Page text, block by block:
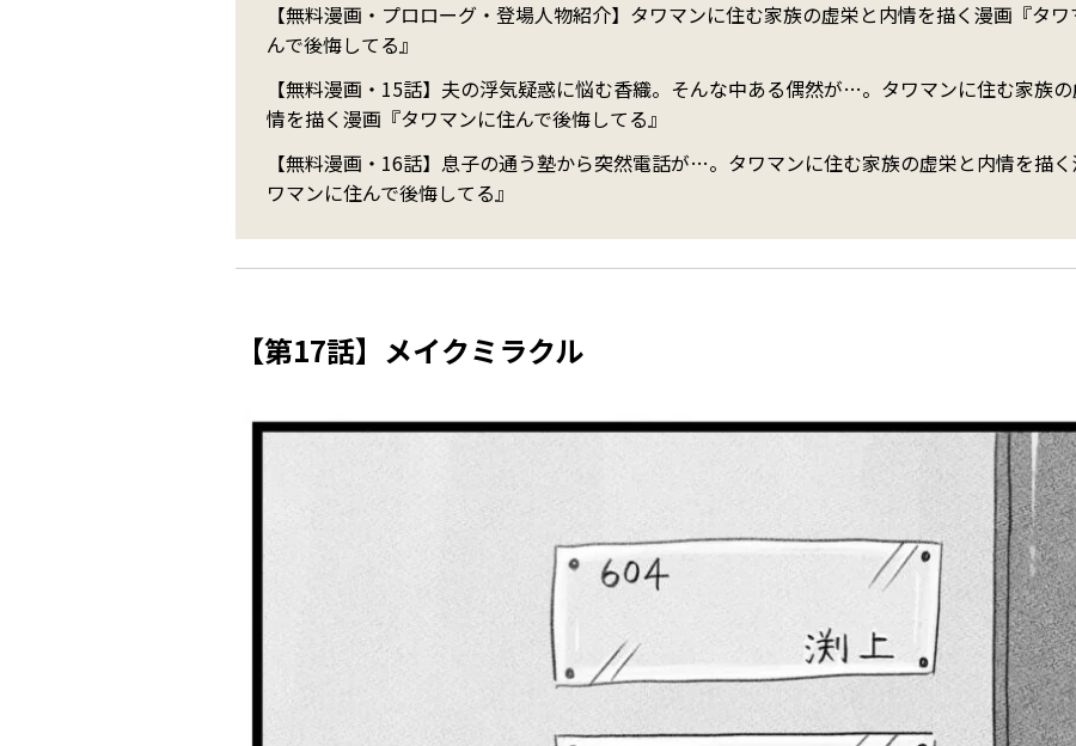
【無料漫画・プロローグ・登場人物紹介】タワマンに住む家族の虚栄と内情を描く漫画『タ
んで後悔してる』
【無料漫画・15話】夫の浮気疑惑に悩む香織。そんな中ある偶然が…。タワマンに住む家族
情を描く漫画『タワマンに住んで後悔してる』
【無料漫画・16話】息子の通う塾から突然電話が…。タワマンに住む家族の虚栄と内情を描
ワマンに住んで後悔してる』
【第17話】メイクミラクル